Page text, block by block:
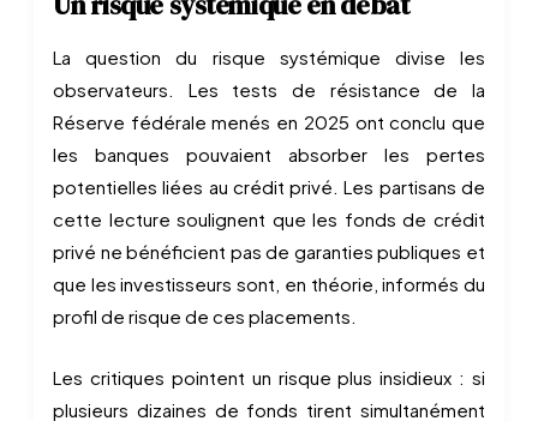
La question du risque systémique divise les
observateurs. Les tests de résistance de la
Réserve fédérale menés en 2025 ont conclu que
les banques pouvaient absorber les pertes
potentielles liées au crédit privé. Les partisans de
cette lecture soulignent que les fonds de crédit
privé ne bénéficient pas de garanties publiques et
que les investisseurs sont, en théorie, informés du
profil de risque de ces placements.
Les critiques pointent un risque plus insidieux : si
plusieurs dizaines de fonds tirent simultanément